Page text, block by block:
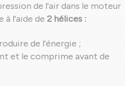
de l'air dans le moteur
à l'aide de 2 hélices :
de l'énergie ;
et le comprime avant de